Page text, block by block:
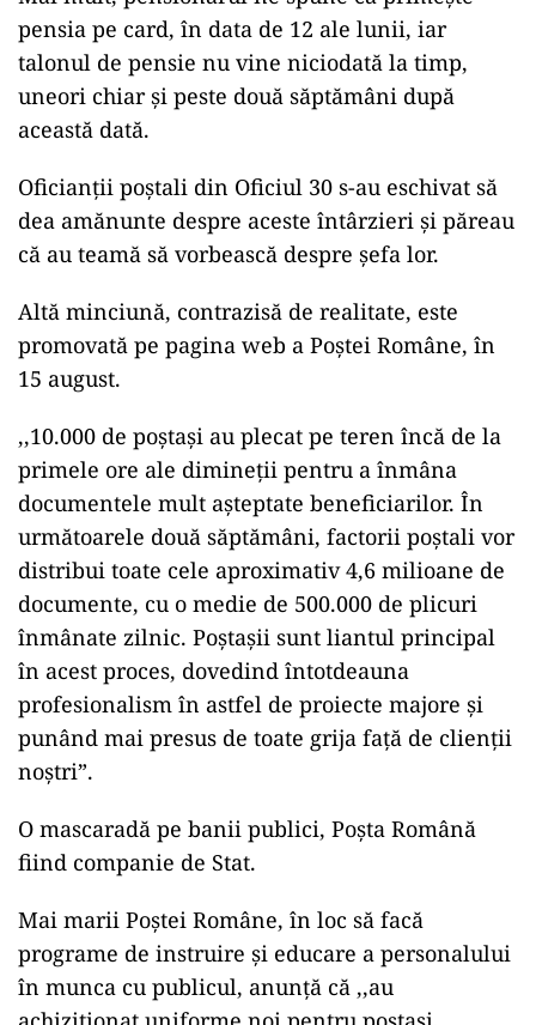
pensia pe card, în data de 12 ale lunii, iar
talonul de pensie nu vine niciodată la timp,
uneori chiar și peste două săptămâni după
această dată.
Oficianții poștali din Oficiul 30 s-au eschivat să
dea amănunte despre aceste întârzieri și păreau
că au teamă să vorbească despre șefa lor.
Altă minciună, contrazisă de realitate, este
promovată pe pagina web a Poștei Române, în
15 august.
,,10.000 de poștași au plecat pe teren încă de la
primele ore ale dimineții pentru a înmâna
documentele mult așteptate beneficiarilor. În
următoarele două săptămâni, factorii poștali vor
distribui toate cele aproximativ 4,6 milioane de
documente, cu o medie de 500.000 de plicuri
înmânate zilnic. Poștașii sunt liantul principal
în acest proces, dovedind întotdeauna
profesionalism în astfel de proiecte majore și
punând mai presus de toate grija față de clienții
noștri”.
O mascaradă pe banii publici, Poșta Română
fiind companie de Stat.
Mai marii Poștei Române, în loc să facă
programe de instruire și educare a personalului
în munca cu publicul, anunță că ,,au